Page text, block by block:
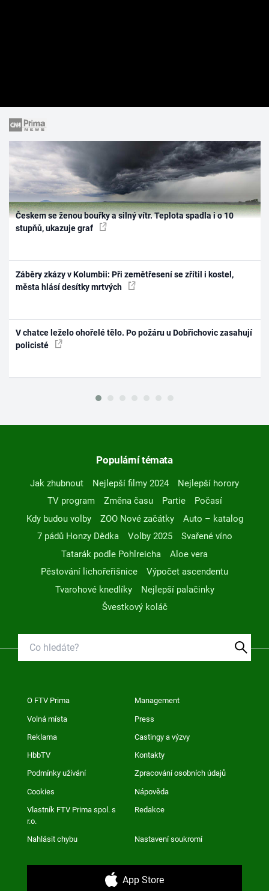
Českem se ženou bouřky a silný vítr. Teplota spadla i o 10
stupňů, ukazuje graf
Záběry zkázy v Kolumbii: Při zemětřesení se zřítil i kostel,
města hlásí desítky mrtvých
V chatce leželo ohořelé tělo. Po požáru u Dobřichovic zasahují
policisté
Populární témata
Jak zhubnout Nejlepší filmy 2024
Nejlepší horory
TV program
Změna času Partie
Počasí
Kdy budou volby
ZOO Nové začátky
Auto – katalog
7 pádů Honzy Dědka
Volby 2025
Svařené víno
Tatarák podle Pohlreicha
Aloe vera
Pěstování lichořeřišnice
Výpočet ascendentu
Tvarohové knedlíky
Nejlepší palačinky
Švestkový koláč
O FTV Prima Management
Volná místa Press
Reklama Castingy a výzvy
HbbTV Kontakty
Podmínky užívání Zpracování osobních údajů
Cookies Nápověda
Vlastník FTV Prima spol. s
r.o.
Redakce
Nahlásit chybu Nastavení soukromí
App Store